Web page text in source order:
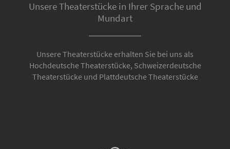
Unsere Theaterstücke in Ihrer Sprache und
Mundart
Unsere Theaterstücke erhalten Sie bei uns als
Hochdeutsche Theaterstücke, Schweizerdeutsche
Theaterstücke und Plattdeutsche Theaterstücke